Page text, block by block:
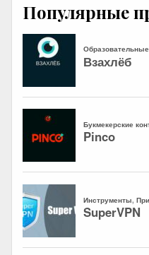
Популярные